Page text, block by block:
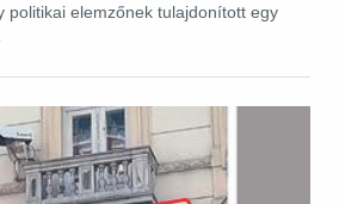
politikai elemzőnek tulajdonított egy